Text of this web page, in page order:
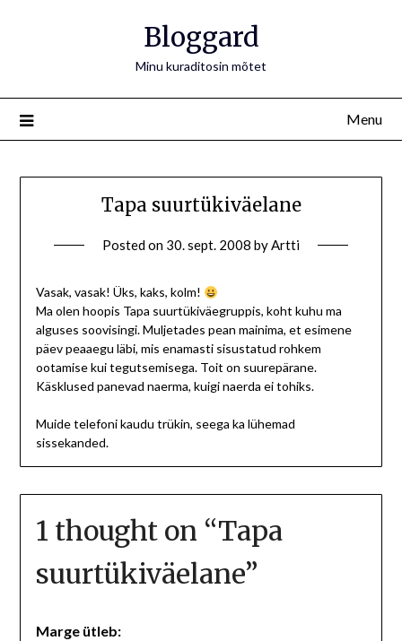
Bloggard
Minu kuraditosin mõtet
Menu
Tapa suurtükiväelane
Posted on 30. sept. 2008 byArtti
Vasak, vasak! Üks, kaks, kolm!
Ma olen hoopis Tapa suurtükiväegruppis, koht kuhu ma
alguses soovisingi. Muljetades pean mainima, et esimene
päev peaaegu läbi, mis enamasti sisustatud rohkem
ootamise kui tegutsemisega. Toit on suurepärane.
Käsklused panevad naerma, kuigi naerda ei tohiks.
Muide telefoni kaudu trükin, seega ka lühemad
sissekanded.
1 thought on “Tapa
suurtükiväelane”
Marge ütleb: